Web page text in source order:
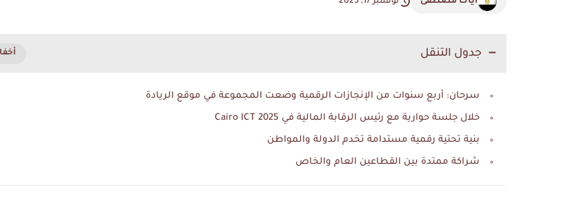
جدول التنقل
سرحان: أربع سنوات من الإنجازات الرقمية وضعت المجموعة في موقع الريادة
خلال جلسة حوارية مع رئيس الرقابة المالية في Cairo ICT 2025
بنية تحتية رقمية مستدامة تخدم الدولة والمواطن
شراكة ممتدة بين القطاعين العام والخاص